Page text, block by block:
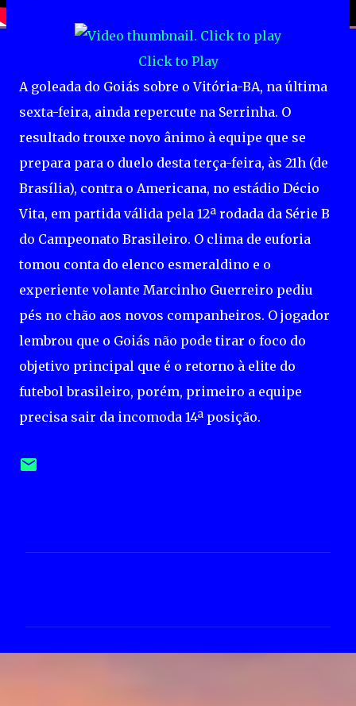
Click to Play
A goleada do Goiás sobre o Vitória-BA, na última
sexta-feira, ainda repercute na Serrinha. O
resultado trouxe novo ânimo à equipe que se
prepara para o duelo desta terça-feira, às 21h (de
Brasília), contra o Americana, no estádio Décio
Vita, em partida válida pela 12ª rodada da Série B
do Campeonato Brasileiro. O clima de euforia
tomou conta do elenco esmeraldino e o
experiente volante Marcinho Guerreiro pediu
pés no chão aos novos companheiros. O jogador
lembrou que o Goiás não pode tirar o foco do
objetivo principal que é o retorno à elite do
futebol brasileiro, porém, primeiro a equipe
precisa sair da incomoda 14ª posição.